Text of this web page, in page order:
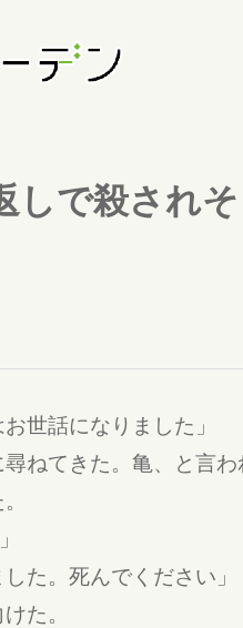
しで殺され
世話になりました」
ねてきた。亀、と言
た。死んでください」
た。